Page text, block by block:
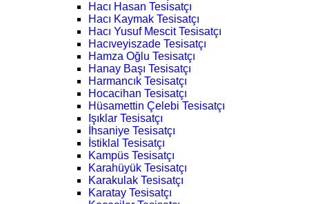
Hacı Hasan Tesisatçı
Hacı Kaymak Tesisatçı
Hacı Yusuf Mescit Tesisatçı
Hacıveyiszade Tesisatçı
Hamza Oğlu Tesisatçı
Hanay Başı Tesisatçı
Harmancık Tesisatçı
Hocacihan Tesisatçı
Hüsamettin Çelebi Tesisatçı
Işıklar Tesisatçı
İhsaniye Tesisatçı
İstiklal Tesisatçı
Kampüs Tesisatçı
Karahüyük Tesisatçı
Karakulak Tesisatçı
Karatay Tesisatçı